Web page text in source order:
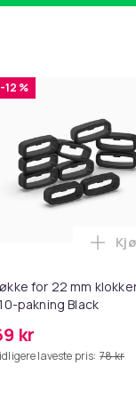
- Grå i til
til HDMI-omformer
-12 %
for 22 mm
pakning Black
kr
laveste pris: 78 kr